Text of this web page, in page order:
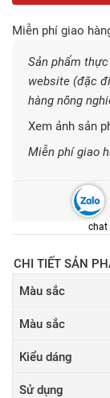
Miễn phí giao
Sản phẩm
website (đặc
hàng nông
Xem ảnh sản
Miễn phí giao
chat
CHI TIẾT SẢN
Màu sắc
Màu sắc
Kiểu dáng
Sử dụng